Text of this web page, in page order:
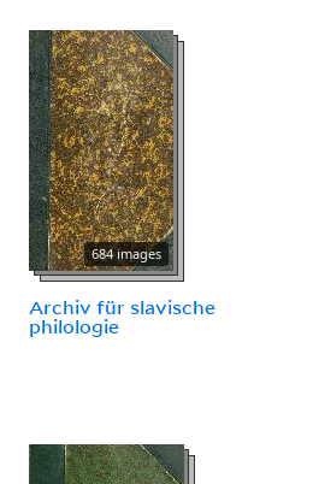
684 images
Archiv für slavische
philologie